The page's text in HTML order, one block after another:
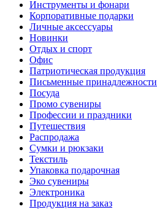
Инструменты и фонари
Корпоративные подарки
Личные аксессуары
Новинки
Отдых и спорт
Офис
Патриотическая продукция
Письменные принадлежности
Посуда
Промо сувениры
Профессии и праздники
Путешествия
Распродажа
Сумки и рюкзаки
Текстиль
Упаковка подарочная
Эко сувениры
Электроника
Продукция на заказ